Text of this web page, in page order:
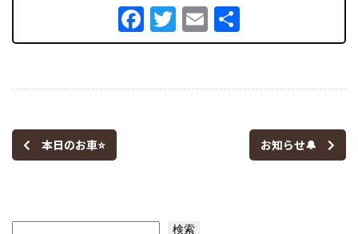
Facebook
Twitter
Email
有
本日のお車⭐ お知らせ🔔
検索